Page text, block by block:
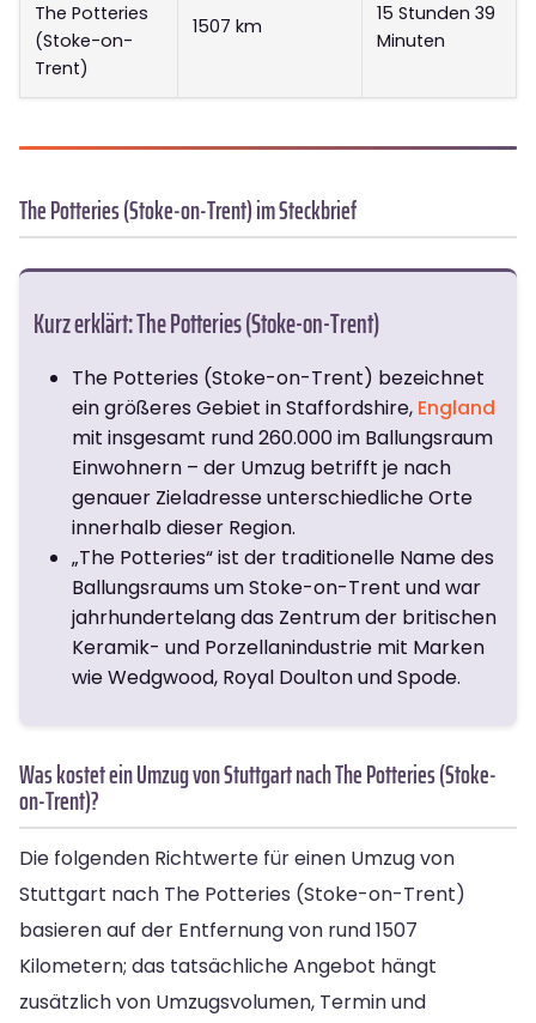
The Potteries
(Stoke-on-
Trent)
1507 km
15 Stunden 39
Minuten
The Potteries (Stoke-on-Trent) im Steckbrief
Kurz erklärt: The Potteries (Stoke-on-Trent)
The Potteries (Stoke-on-Trent) bezeichnet
ein größeres Gebiet in Staffordshire, England
mit insgesamt rund 260.000 im Ballungsraum
Einwohnern – der Umzug betrifft je nach
genauer Zieladresse unterschiedliche Orte
innerhalb dieser Region.
„The Potteries“ ist der traditionelle Name des
Ballungsraums um Stoke-on-Trent und war
jahrhundertelang das Zentrum der britischen
Keramik- und Porzellanindustrie mit Marken
wie Wedgwood, Royal Doulton und Spode.
Was kostet ein Umzug von Stuttgart nach The Potteries (Stoke-
on-Trent)?
Die folgenden Richtwerte für einen Umzug von
Stuttgart nach The Potteries (Stoke-on-Trent)
basieren auf der Entfernung von rund 1507
Kilometern; das tatsächliche Angebot hängt
zusätzlich von Umzugsvolumen, Termin und